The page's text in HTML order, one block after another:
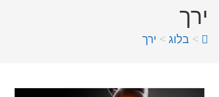
ירך
> בלוג > ירך